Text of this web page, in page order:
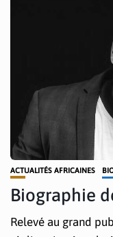
ACTUALITÉS AFRICAINES
Biographie
Relevé au grand